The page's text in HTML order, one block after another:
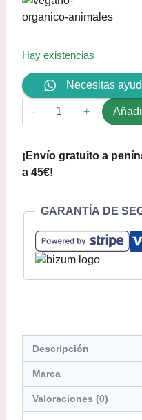
Hay existencias
Necesitas
¡Envío gratuito a
a 45€!
GARANTÍA DE
Descripción
Marca
Valoraciones (0)